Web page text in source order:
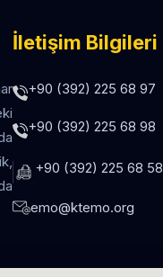
İletişim Bilgileri
+90 (392) 225 68 97
+90 (392) 225 68 98
+90 (392) 225 68 58
emo@ktemo.org